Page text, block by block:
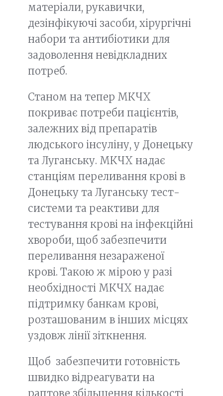
матеріали, рукавички,
дезінфікуючі засоби, хірургічні
набори та антибіотики для
задоволення невідкладних
потреб.
Станом на тепер МКЧХ
покриває потреби пацієнтів,
залежних від препаратів
людського інсуліну, у Донецьку
та Луганську. МКЧХ надає
станціям переливання крові в
Донецьку та Луганську тест-
системи та реактиви для
тестування крові на інфекційні
хвороби, щоб забезпечити
переливання незараженої
крові. Такою ж мірою у разі
необхідності МКЧХ надає
підтримку банкам крові,
розташованим в інших місцях
уздовж лінії зіткнення.
Щоб забезпечити готовність
швидко відреагувати на
раптове збільшення кількості